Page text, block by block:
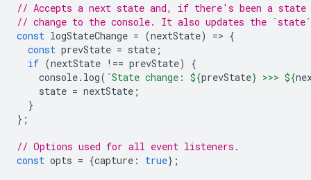
// Accepts a next state and, if there's been a state
// change to the console. It also updates the `state`
const logStateChange = (nextState) => {
const prevState = state ;
if (nextState !== prevState)
{
console. log( `State change: ${prevState} >>> ${
state = nextState ;
}
};
// Options used for all event listeners.
const opts = {capture : true};